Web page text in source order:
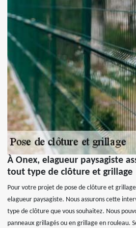
À Onex, elagueur paysagiste
tout type de clôture et grillage
Pour votre projet de pose de clôture et
elagueur paysagiste. Nous assurons cette
type de clôture que vous souhaitez. Nous
panneaux grillagés ou en grillage en rouleau.